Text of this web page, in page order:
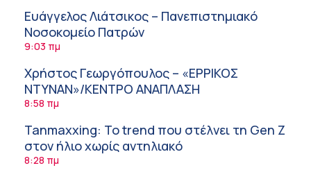
Ευάγγελος Λιάτσικος – Πανεπιστημιακό
Νοσοκομείο Πατρών
9:03 πμ
Χρήστος Γεωργόπουλος – «ΕΡΡΙΚΟΣ
ΝΤΥΝΑΝ»/ΚΕΝΤΡΟ ΑΝΑΠΛΑΣΗ
8:58 πμ
Tanmaxxing: To trend που στέλνει τη Gen Z
στον ήλιο χωρίς αντηλιακό
8:28 πμ